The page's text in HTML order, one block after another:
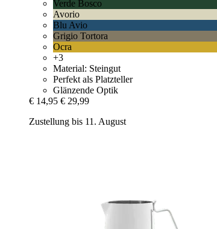
Verde Bosco
Avorio
Blu Avio
Grigio Tortora
Ocra
+3
Material: Steingut
Perfekt als Platzteller
Glänzende Optik
€ 14,95 € 29,99
Zustellung bis 11. August